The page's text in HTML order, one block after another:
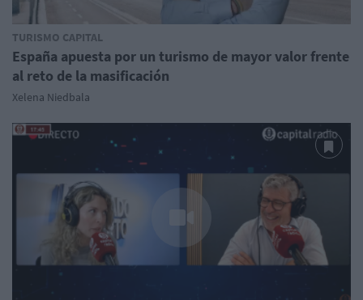
TURISMO CAPITAL
España apuesta por un turismo de mayor valor frente
al reto de la masificación
Xelena Niedbala